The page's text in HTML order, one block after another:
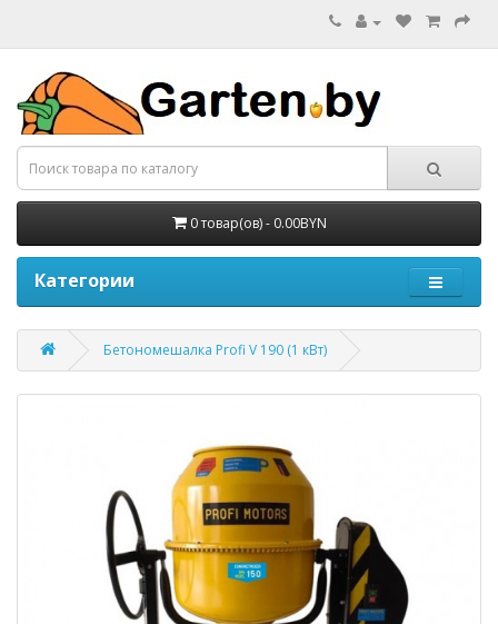
0 товар(ов) - 0.00BYN
Категории
Бетономешалка Profi V 190 (1 кВт)